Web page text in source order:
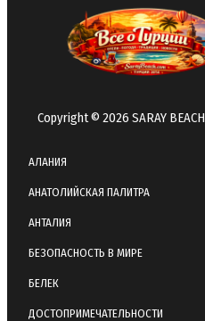
Copyright © 2026 SARAY BEACH
АЛАНИЯ
АНАТОЛИЙСКАЯ ПАЛИТРА
АНТАЛИЯ
БЕЗОПАСНОСТЬ В МИРЕ
БЕЛЕК
ДОСТОПРИМЕЧАТЕЛЬНОСТИ